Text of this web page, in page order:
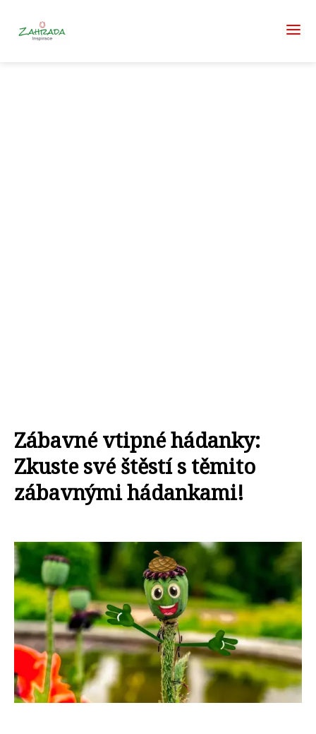
Zábavné vtipné hádanky:
Zkuste své štěstí s těmito
zábavnými hádankami!